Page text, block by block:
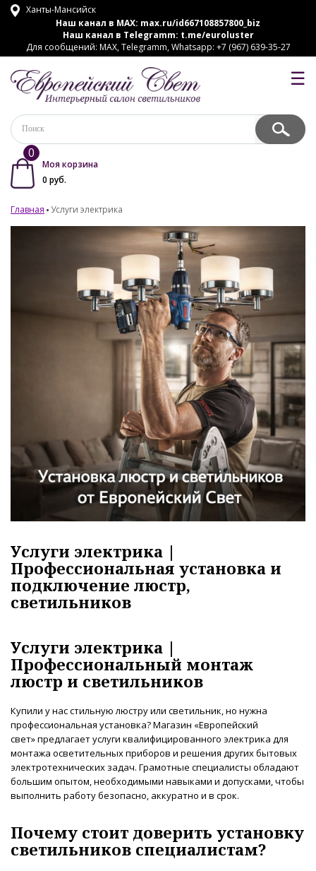
Ханты-Мансийск
Наш канал в MAX: max.ru/id667108857800_biz
Наш канал в Telegramm: t.me/euroluster
Для сообщений: MAX, Telegramm, Whatsapp: +7 (967) 639-35-27
☰
0
Моя корзина
0 руб.
Главная Услуги электрика
Услуги электрика |
Профессиональная установка и
подключение люстр,
светильников
Услуги электрика |
Профессиональный монтаж
люстр и светильников
Купили у нас стильную люстру или светильник, но нужна
профессиональная установка? Магазин «Европейский
свет» предлагает услуги квалифицированного электрика для
монтажа осветительных приборов и решения других бытовых
электротехнических задач. Грамотные специалисты обладают
большим опытом, необходимыми навыками и допусками, чтобы
выполнить работу безопасно, аккуратно и в срок.
Почему стоит доверить установку
светильников специалистам?